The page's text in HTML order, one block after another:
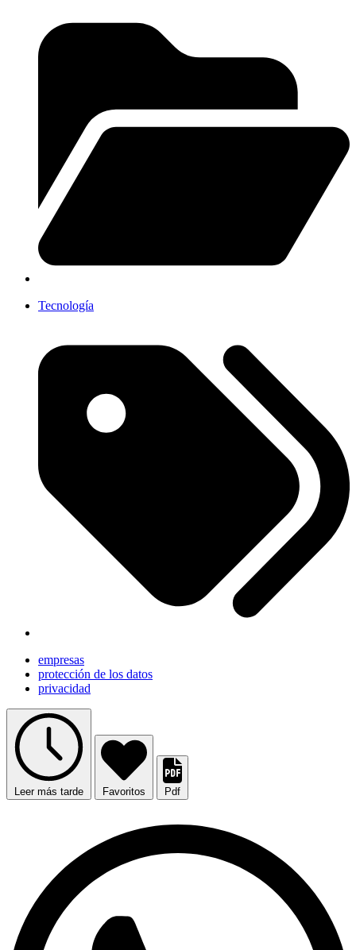
Tecnología
empresas
protección de los datos
privacidad
Leer más tarde Favoritos Pdf